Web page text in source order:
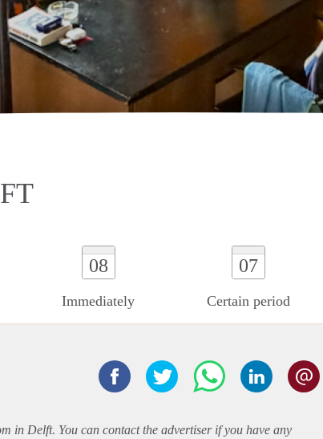
08
Immediately
07
Certain period
in Delft. You can contact the advertiser if you have any